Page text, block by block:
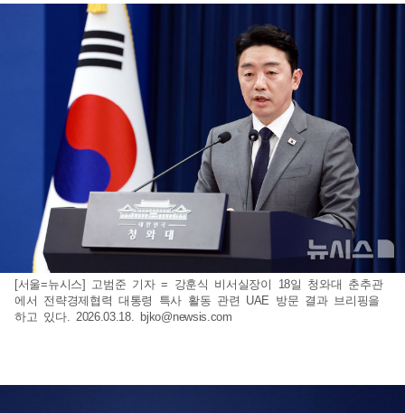
[서울=뉴시스] 고범준 기자 = 강훈식 비서실장이 18일 청와대 춘추관
에서 전략경제협력 대통령 특사 활동 관련 UAE 방문 결과 브리핑을
하고 있다. 2026.03.18. bjko@newsis.com